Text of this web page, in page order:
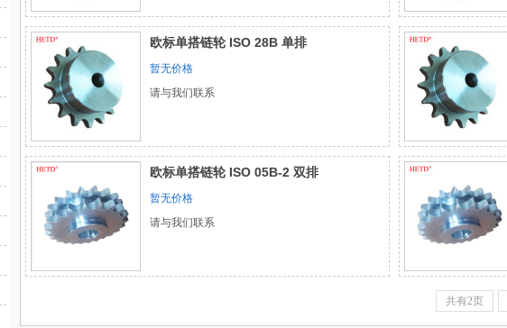
欧标单搭链轮 ISO 28B 单排
暂无价格
请与我们联系
欧标单搭链轮 ISO 05B-2 双排
暂无价格
请与我们联系
共有2页